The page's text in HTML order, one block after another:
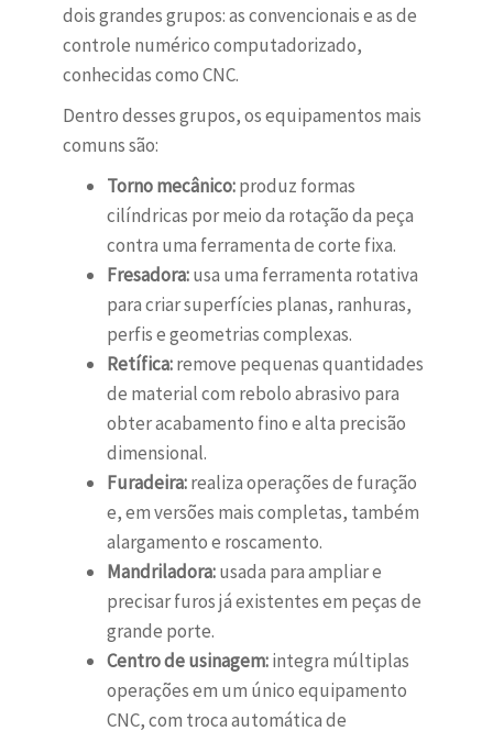
dois grandes grupos: as convencionais e as de
controle numérico computadorizado,
conhecidas como CNC.
Dentro desses grupos, os equipamentos mais
comuns são:
Torno mecânico:produz formas
cilíndricas por meio da rotação da peça
contra uma ferramenta de corte fixa.
Fresadora:usa uma ferramenta rotativa
para criar superfícies planas, ranhuras,
perfis e geometrias complexas.
Retífica:remove pequenas quantidades
de material com rebolo abrasivo para
obter acabamento fino e alta precisão
dimensional.
Furadeira:realiza operações de furação
e, em versões mais completas, também
alargamento e roscamento.
Mandriladora:usada para ampliar e
precisar furos já existentes em peças de
grande porte.
Centro de usinagem:integra múltiplas
operações em um único equipamento
CNC, com troca automática de